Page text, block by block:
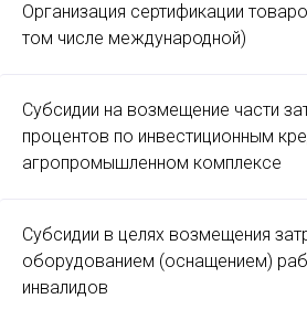
Организация сертификации
том числе международной)
Субсидии на возмещение части
процентов по инвестиционным
агропромышленном комплексе
Субсидии в целях возмещения
оборудованием (оснащением)
инвалидов